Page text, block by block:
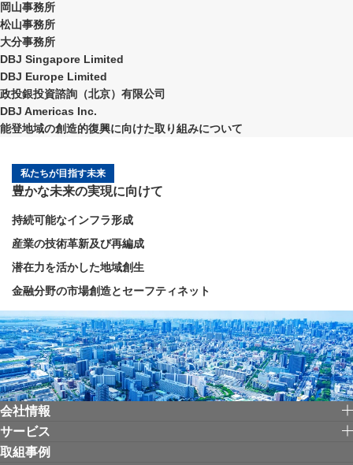
岡山事務所
松山事務所
大分事務所
DBJ Singapore Limited
DBJ Europe Limited
政投銀投資諮詢（北京）有限公司
DBJ Americas Inc.
能登地域の創造的復興に向けた取り組みについて
私たちが目指す未来
豊かな未来の実現に向けて
持続可能なインフラ形成
産業の技術革新及び再編成
潜在力を活かした地域創生
金融分野の市場創造とセーフティネット
会社情報
サービス
取組事例